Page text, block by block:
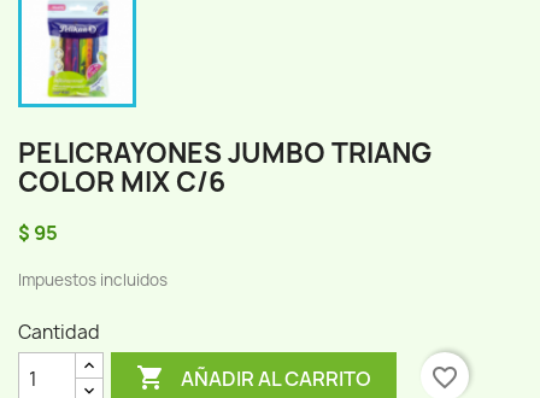
PELICRAYONES JUMBO TRIANG
COLOR MIX C/6
$ 95
Impuestos incluidos
Cantidad
 AÑADIR AL CARRITO favorite_border